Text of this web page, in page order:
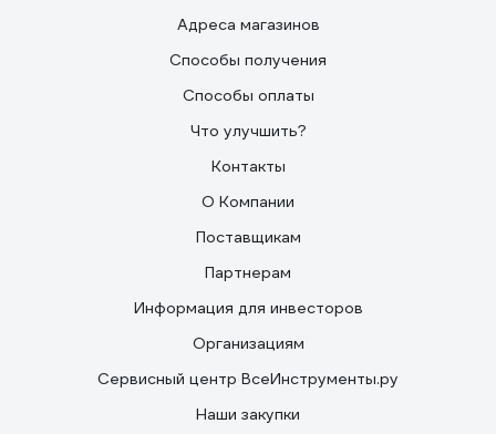
Адреса магазинов
Способы получения
Способы оплаты
Что улучшить?
Контакты
О Компании
Поставщикам
Партнерам
Информация для инвесторов
Организациям
Сервисный центр ВсеИнструменты.ру
Наши закупки